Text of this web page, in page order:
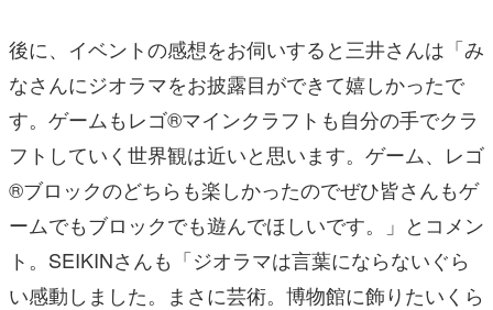
後に、イベントの感想をお伺いすると三井さんは「み
なさんにジオラマをお披露目ができて嬉しかったで
す。ゲームもレゴ®マインクラフトも自分の手でクラ
フトしていく世界観は近いと思います。ゲーム、レゴ
®ブロックのどちらも楽しかったのでぜひ皆さんもゲ
ームでもブロックでも遊んでほしいです。」とコメン
ト。SEIKINさんも「ジオラマは言葉にならないぐら
い感動しました。まさに芸術。博物館に飾りたいくら